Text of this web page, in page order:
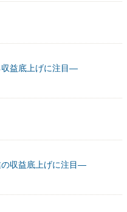
収益底上げに注目―
の収益底上げに注目―